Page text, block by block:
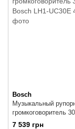
Bosch
Музыкальный
громкоговоритель
Bosch LH1-UC30E
7 539 грн